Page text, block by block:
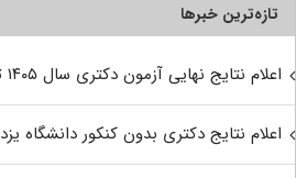
تازه‌ترین خبرها
اعلام نتایج نهایی آزمون دکتری سال ۱۴۰۵ تا اواخر مرداد
اعلام نتایج دکتری بدون کنکور دانشگاه یزد ۱۴۰۵